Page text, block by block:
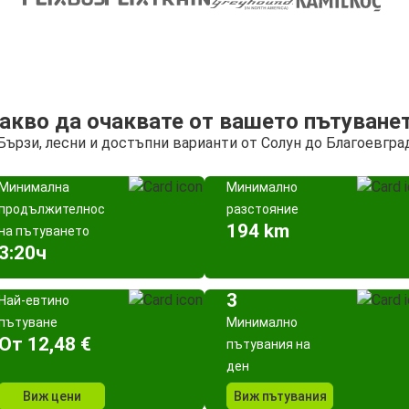
да очаквате от вашето
лесни и достъпни варианти от Солун до
пътуването
Минимално
разстояние
194 km
евтино
12,48 €
Виж цени
3
Минимално
пътувания на
ден
Виж пътувания